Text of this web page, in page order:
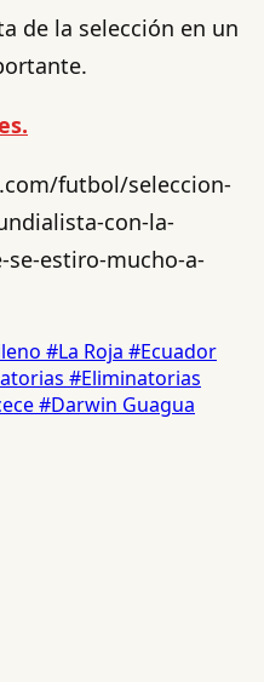
de la selección en un
futbol/seleccion-
con-la-
se-estiro-mucho-a-
#La Roja #Ecuador
#Eliminatorias
#Darwin Guagua